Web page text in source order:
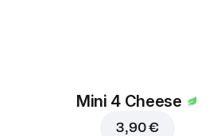
Mini 4 Cheese
3,90 €